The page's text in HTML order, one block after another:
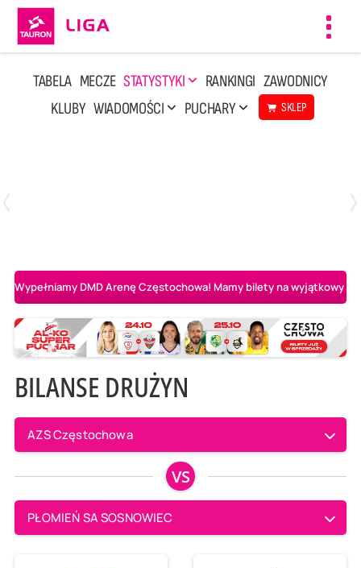
TABELA MECZE STATYSTYKI RANKINGI ZAWODNICY
KLUBY WIADOMOŚCI PUCHARY SKLEP
Wypełniamy DMD Arenę Częstochowa! Mamy bilety na wyjątkowy
BILANSE DRUŻYN
AZS Częstochowa
VS
PŁOMIEŃ SA SOSNOWIEC